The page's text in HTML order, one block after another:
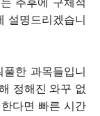
설명드리겠습니
풀한 과목들입니
정해진 와꾸 없
다면 빠른 시간